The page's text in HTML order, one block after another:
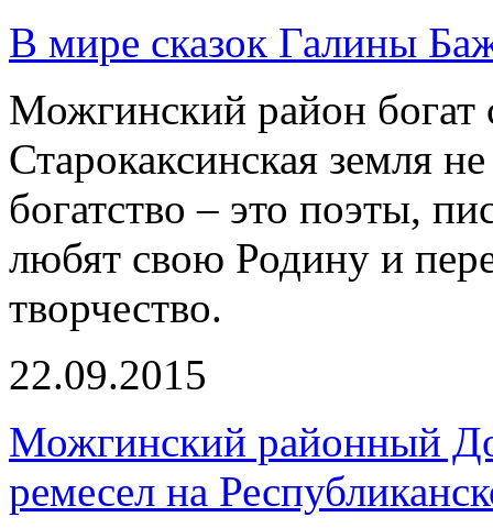
В мире сказок Галины
Можгинский район
Старокаксинская земля
богатство – это поэты,
любят свою Родину и
творчество.
22.09.2015
Можгинский районный
ремесел на